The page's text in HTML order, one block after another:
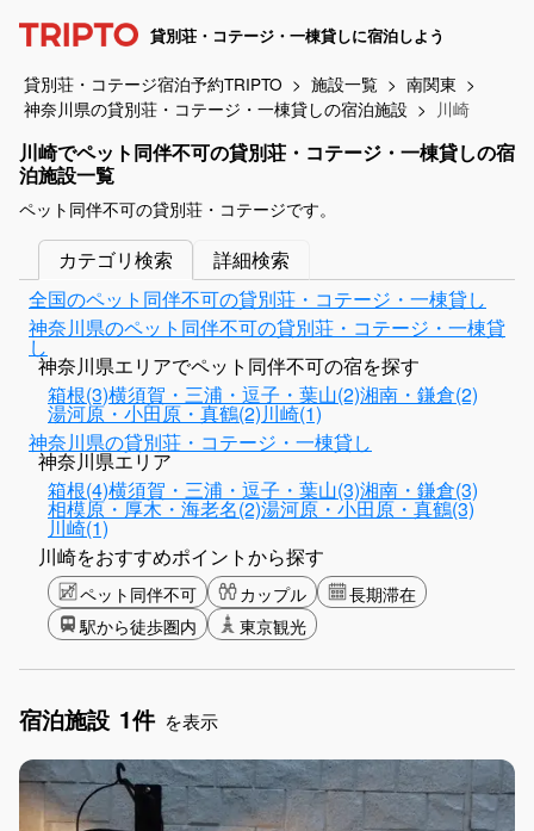
貸別荘・コテージ・一棟貸しに宿泊しよう
貸別荘・コテージ宿泊予約TRIPTO 施設一覧
南関東
神奈川県の貸別荘・コテージ・一棟貸しの宿泊施設
川崎
川崎でペット同伴不可の貸別荘・コテージ・一棟貸しの宿
泊施設一覧
ペット同伴不可の貸別荘・コテージです。
カテゴリ検索
詳細検索
全国のペット同伴不可の貸別荘・コテージ・一棟貸し
神奈川県のペット同伴不可の貸別荘・コテージ・一棟貸
し
神奈川県エリアでペット同伴不可の宿を探す
箱根(3)横須賀・三浦・逗子・葉山(2)湘南・鎌倉(2)
湯河原・小田原・真鶴(2)川崎(1)
神奈川県の貸別荘・コテージ・一棟貸し
神奈川県エリア
箱根(4)横須賀・三浦・逗子・葉山(3)湘南・鎌倉(3)
相模原・厚木・海老名(2)湯河原・小田原・真鶴(3)
川崎(1)
川崎をおすすめポイントから探す
ペット同伴不可 カップル
長期滞在
駅から徒歩圏内
東京観光
宿泊施設 1件 を表示